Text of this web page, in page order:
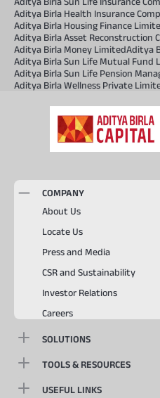
Aditya Birla Health Insurance
Aditya Birla Housing Finance
Aditya Birla Asset Reconstruction
Aditya Birla Money LimitedAditya
Aditya Birla Sun Life Mutual Fund
Aditya Birla Sun Life Pension
Aditya Birla Wellness Private
COMPANY
About Us
Locate Us
Press and Media
CSR and Sustainability
Investor Relations
Careers
SOLUTIONS
TOOLS & RESOURCES
USEFUL LINKS